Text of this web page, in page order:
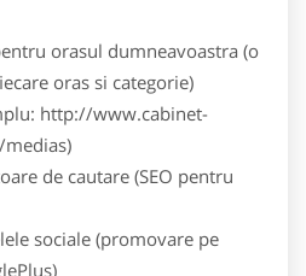
orasul dumneavoastra (o
oras si categorie)
http://www.cabinet-
de cautare (SEO pentru
sociale (promovare pe